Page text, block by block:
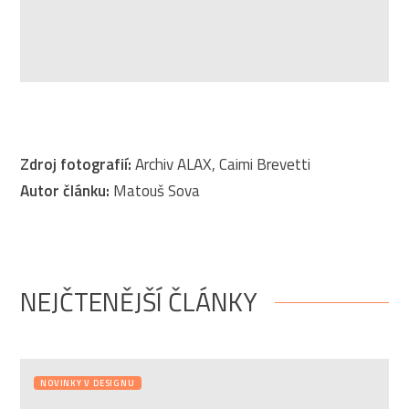
Zdroj fotografií:Archiv ALAX, Caimi Brevetti
Autor článku: Matouš Sova
NEJČTENĚJŠÍ ČLÁNKY
NOVINKY V DESIGNU